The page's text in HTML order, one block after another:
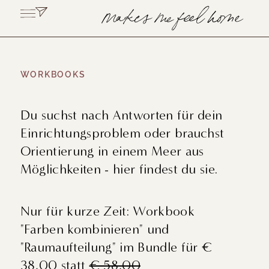
WORKBOOKS
Du suchst nach Antworten für dein
Einrichtungsproblem oder brauchst
Orientierung in einem Meer aus
Möglichkeiten - hier findest du sie.
Nur für kurze Zeit: Workbook
"Farben kombinieren" und
"Raumaufteilung" im Bundle für €
38,00 statt€ 58,00